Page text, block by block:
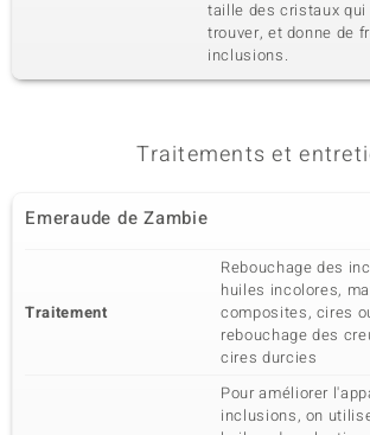
Zambie
taille des cristaux qui
trouver, et donne de
inclusions.
Traitements et
Emeraude de Zambie
Traitement
Rebouchage des
huiles incolores,
composites, cires
rebouchage des
cires durcies
Pour améliorer
inclusions, on